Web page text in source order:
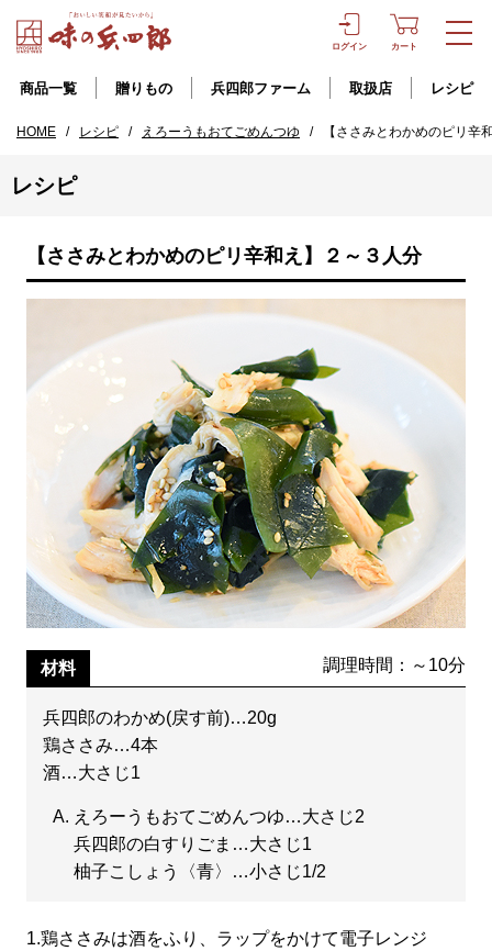
ログイン カート
商品一覧 贈りもの 兵四郎ファーム 取扱店 レシピ
HOME / レシピ / えろーうもおてごめんつゆ / 【ささみとわかめのピリ辛
レシピ
【ささみとわかめのピリ辛和え】２～３人分
材料 調理時間：～10分
兵四郎のわかめ(戻す前)…20g
鶏ささみ…4本
酒…大さじ1
えろーうもおてごめんつゆ…大さじ2
兵四郎の白すりごま…大さじ1
柚子こしょう〈青〉…小さじ1/2
1.鶏ささみは酒をふり、ラップをかけて電子レンジ